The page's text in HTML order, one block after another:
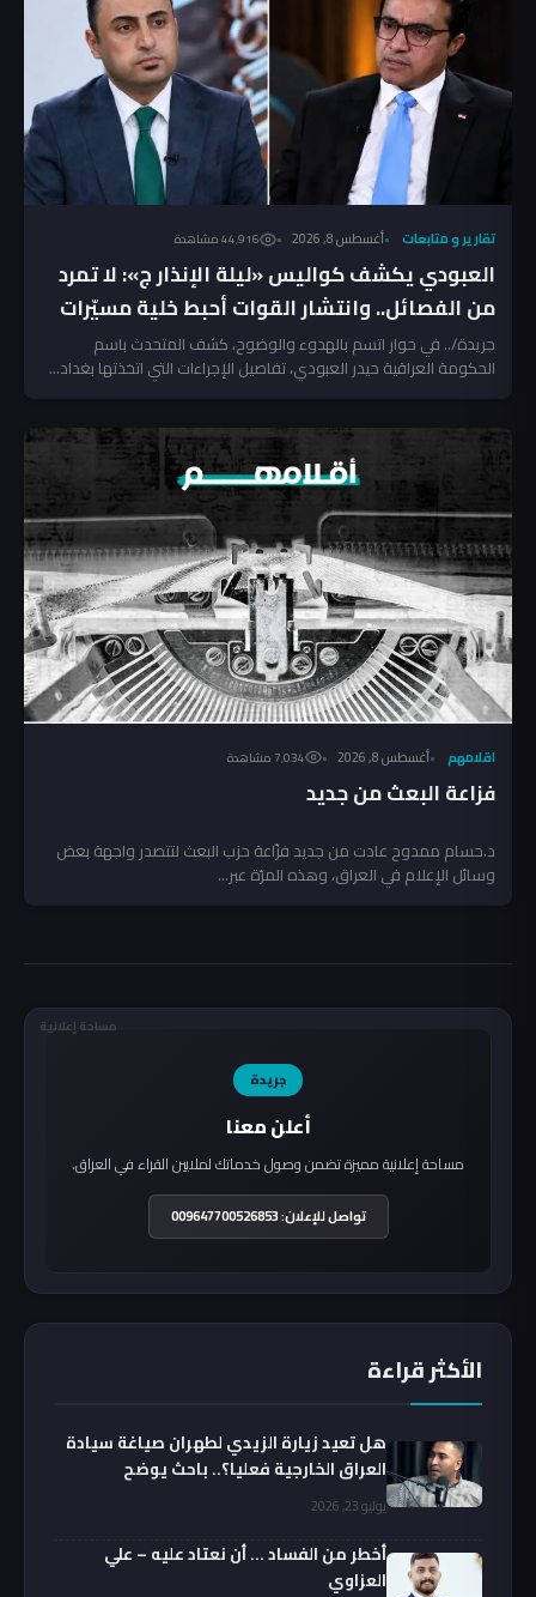
تقارير و متابعات أغسطس 8, 2026 44٬916 مشاهدة
العبودي يكشف كواليس «ليلة الإنذار ج»: لا تمرد
من الفصائل.. وانتشار القوات أحبط خلية مسيّرات
جريدة/.. في حوار اتسم بالهدوء والوضوح، كشف المتحدث باسم
الحكومة العراقية حيدر العبودي، تفاصيل الإجراءات التي اتخذتها بغداد...
اقلامهم أغسطس 8, 2026 7٬034 مشاهدة
فزاعة البعث من جديد
د.حسام ممدوح عادت من جديد فزّاعة حزب البعث لتتصدر واجهة بعض
وسائل الإعلام في العراق، وهذه المرّة عبر...
مساحة إعلانية
جريدة
أعلن معنا
مساحة إعلانية مميزة تضمن وصول خدماتك لملايين القراء في العراق.
تواصل للإعلان: 009647700526853
الأكثر قراءة
هل تعيد زيارة الزيدي لطهران صياغة سيادة
العراق الخارجية فعليا؟.. باحث يوضح
يوليو 23, 2026
أخطر من الفساد … أن نعتاد عليه – علي
العزاوي